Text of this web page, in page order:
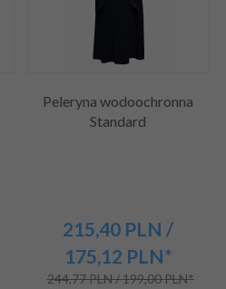
Peleryna wodoochronna
Standard
215,40 PLN /
175,12 PLN*
244,77 PLN / 199,00 PLN*